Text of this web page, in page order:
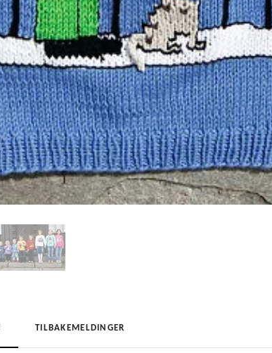
TILBAKEMELDINGER